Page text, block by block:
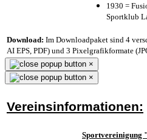
1930 =
Sportklub
Download: Im Downloadpaket sind 4
AI EPS, PDF) und 3 Pixelgrafikformate
×
×
Vereinsinformationen:
Sportvereinigung